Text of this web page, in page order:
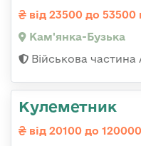
від 23500 до 53500
Кам'янка-Бузька
Військова частина
Кулеметник
від 20100 до